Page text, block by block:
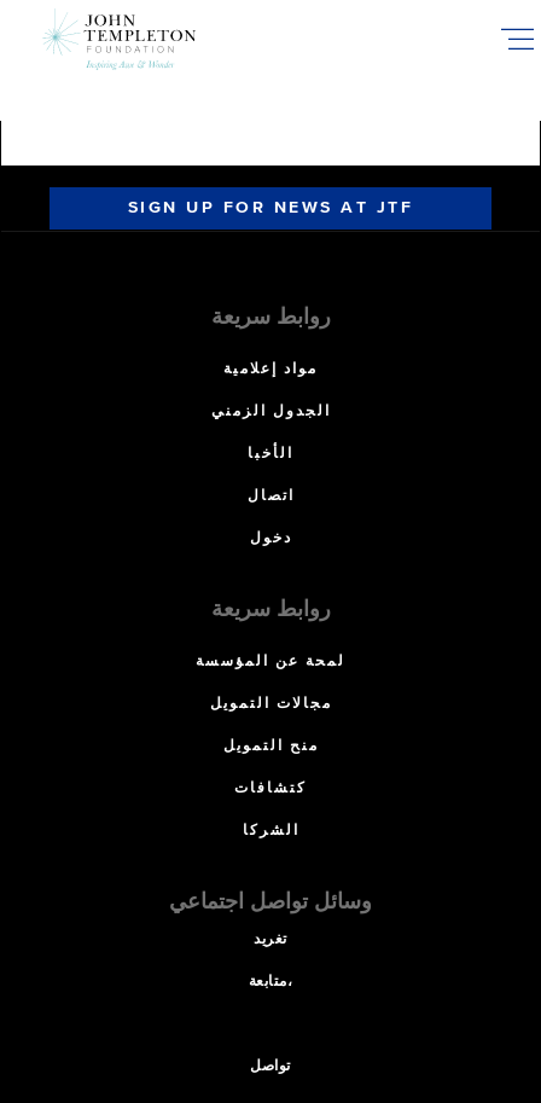
SIGN UP FOR NEWS AT JTF
روابط سريعة
مواد إعلامية
الجدول الزمني
الأخبا
اتصال
دخول
روابط سريعة
لمحة عن المؤسسة
مجالات التمويل
منح التمويل
كتشافات
الشركا
وسائل تواصل اجتماعي
تغريد
متابعة،
تواصل